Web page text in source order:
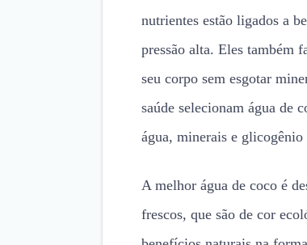
nutrientes estão ligados a
pressão alta. Eles também
seu corpo sem esgotar
saúde selecionam água de
água, minerais e
A melhor água de coco é
frescos, que são de cor